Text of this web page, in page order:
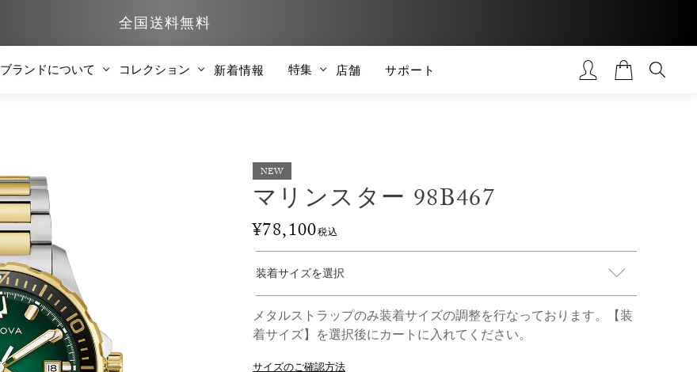
全国送料無料
ブランドについて コレクション 新着情報 特集 店舗 サポート
NEW
マリンスター 98B467
¥78,100税込
メタルストラップのみ装着サイズの調整を行なっております。【装
着サイズ】を選択後にカートに入れてください。
サイズのご確認方法